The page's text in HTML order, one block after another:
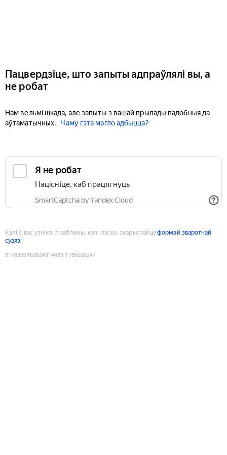
Пацвердзіце, што запыты адпраўлялі вы, а
не робат
Нам вельмі шкада, але запыты з вашай прылады падобныя да
аўтаматычных.
Чаму гэта магло адбыцца?
Я не робат
Націсніце, каб працягнуць
SmartCaptcha by Yandex Cloud
Калі ў вас узніклі праблемы, калі ласка, скарыстайцеформай зваротнай
сувязі
9178399169824314439:1786036247